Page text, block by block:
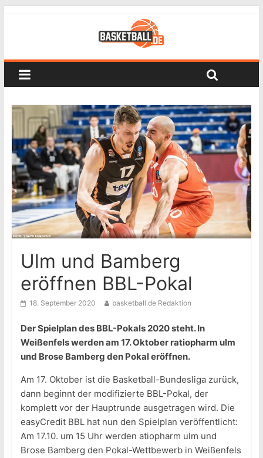
Ulm und Bamberg
eröffnen BBL-Pokal
18. September 2020 basketball.de Redaktion
Der Spielplan des BBL-Pokals 2020 steht. In
Weißenfels werden am 17. Oktober ratiopharm ulm
und Brose Bamberg den Pokal eröffnen.
Am 17. Oktober ist die Basketball-Bundesliga zurück,
dann beginnt der modifizierte BBL-Pokal, der
komplett vor der Hauptrunde ausgetragen wird. Die
easyCredit BBL hat nun den Spielplan veröffentlicht:
Am 17.10. um 15 Uhr werden atiopharm ulm und
Brose Bamberg den Pokal-Wettbewerb in Weißenfels